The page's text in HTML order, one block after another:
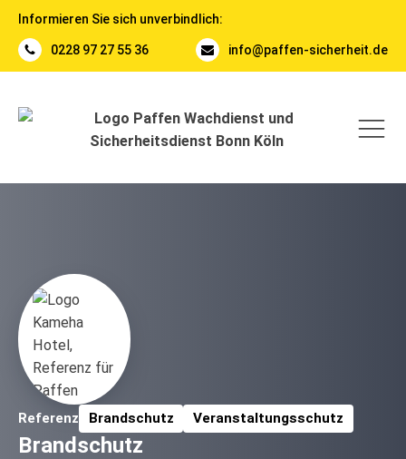
Informieren Sie sich unverbindlich:
0228 97 27 55 36 info@paffen-sicherheit.de
Referenz
Zugehörige Themen:
Brandschutz Veranstaltungsschutz
Brandschutz